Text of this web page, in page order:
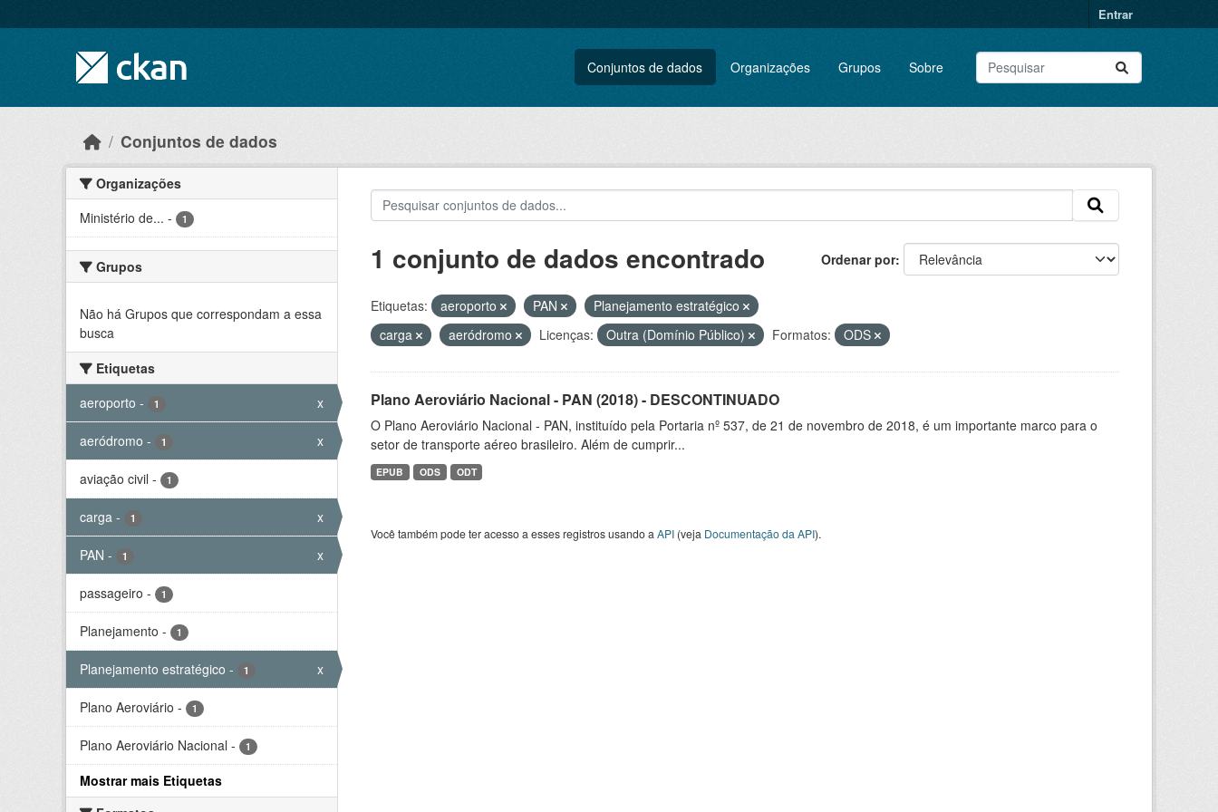
Entrar
Conjuntos de dados Organizações Grupos Sobre
Conjuntos de dados
Organizações
Ministério de... - 1
Grupos
Não há Grupos que correspondam a essa
busca
Etiquetas
aeroporto - 1 x
aeródromo - 1 x
aviação civil - 1
carga - 1 x
PAN - 1 x
passageiro - 1
Planejamento - 1
Planejamento estratégico - 1 x
Plano Aeroviário - 1
Plano Aeroviário Nacional - 1
Mostrar mais Etiquetas
Ordenar por
1 conjunto de dados encontrado
Etiquetas: aeroporto PAN
Planejamento estratégico
carga
aeródromo Licenças: Outra (Domínio Público) Formatos: ODS
Plano Aeroviário Nacional - PAN (2018) - DESCONTINUADO
O Plano Aeroviário Nacional - PAN, instituído pela Portaria nº 537, de 21 de novembro de 2018, é um importante marco para o
setor de transporte aéreo brasileiro. Além de cumprir...
EPUB ODS ODT
Você também pode ter acesso a esses registros usando a API(veja Documentação da API).